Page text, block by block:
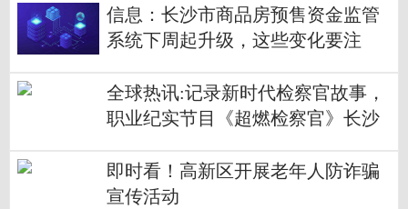
信息：长沙市商品房预售资金监管
系统下周起升级，这些变化要注
全球热讯:记录新时代检察官故事，
职业纪实节目《超燃检察官》长沙
即时看！高新区开展老年人防诈骗
宣传活动